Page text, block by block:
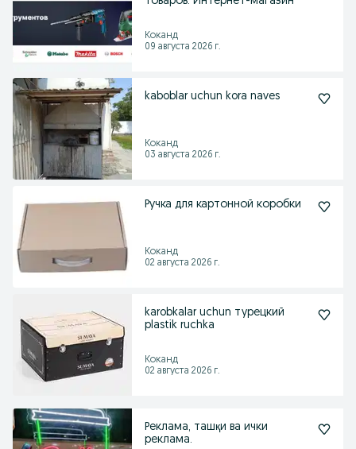
Коканд
09 августа 2026 г.
kaboblar uchun kora naves
Коканд
03 августа 2026 г.
Ручка для картонной коробки
Коканд
02 августа 2026 г.
karobkalar uchun турецкий
plastik ruchka
Коканд
02 августа 2026 г.
Реклама, ташқи ва ички
реклама.